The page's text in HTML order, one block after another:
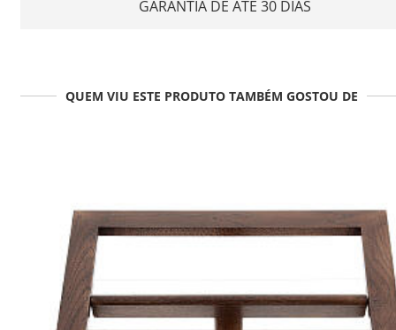
GARANTIA DE ATÉ 30 DIAS
QUEM VIU ESTE PRODUTO TAMBÉM GOSTOU DE